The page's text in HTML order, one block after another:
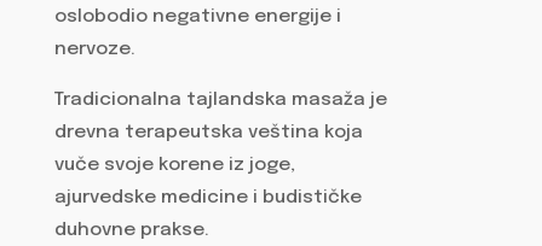
oslobodio negativne energije i
nervoze.
Tradicionalna tajlandska masaža je
drevna terapeutska veština koja
vuče svoje korene iz joge,
ajurvedske medicine i budističke
duhovne prakse.